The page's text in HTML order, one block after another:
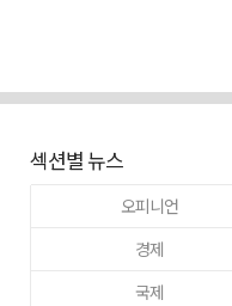
섹션별 뉴스
오피니언
경제
국제